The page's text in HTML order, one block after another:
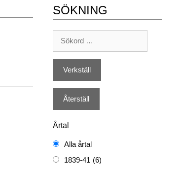
SÖKNING
Årtal
Alla årtal
1839-41 (6)